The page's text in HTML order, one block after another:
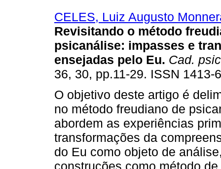
CELES, Luiz Augusto
Revisitando o método
psicanálise: impasses e
ensejadas pelo Eu. Cad.
36, 30, pp.11-29. ISSN 1413-
O objetivo deste artigo é
no método freudiano de
abordem as experiências
transformações da
do Eu como objeto de
construções como método